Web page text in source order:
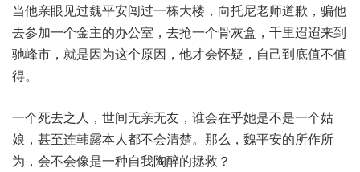
当他亲眼见过魏平安闯过一栋大楼，向托尼老师道歉，骗他
去参加一个金主的办公室，去抢一个骨灰盒，千里迢迢来到
驰峰市，就是因为这个原因，他才会怀疑，自己到底值不值
得。
一个死去之人，世间无亲无友，谁会在乎她是不是一个姑
娘，甚至连韩露本人都不会清楚。那么，魏平安的所作所
为，会不会像是一种自我陶醉的拯救？